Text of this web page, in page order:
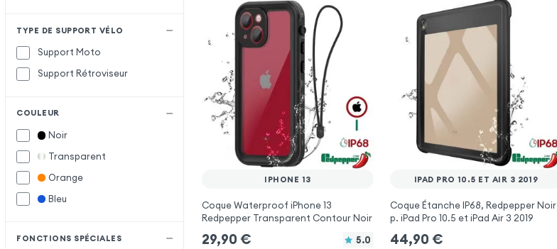
TYPE DE SUPPORT VÉLO
Support Moto
Support Rétroviseur
COULEUR
Noir
Transparent
Orange
Bleu
FONCTIONS SPÉCIALES
IPHONE 13
Coque Waterproof iPhone 13
Redpepper Transparent Contour Noir
29,90 € 5.0
IPAD PRO 10.5 ET AIR 3 2019
Coque Étanche IP68, Redpepper Noir
p. iPad Pro 10.5 et iPad Air 3 2019
44,90 €